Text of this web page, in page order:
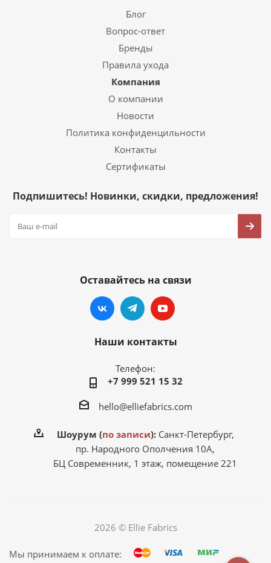
Блог
Вопрос-ответ
Бренды
Правила ухода
Компания
О компании
Новости
Политика конфиденцильности
Контакты
Сертификаты
Подпишитесь! Новинки, скидки, предложения!
Оставайтесь на связи
Наши контакты
Телефон:
+7 999 521 15 32
hello@elliefabrics.com
Шоурум (по записи):Санкт-Петербург,
пр. Народного Ополчения 10А,
БЦ Современник, 1 этаж, помещение 221
2026 © Ellie Fabrics
Мы принимаем к оплате: